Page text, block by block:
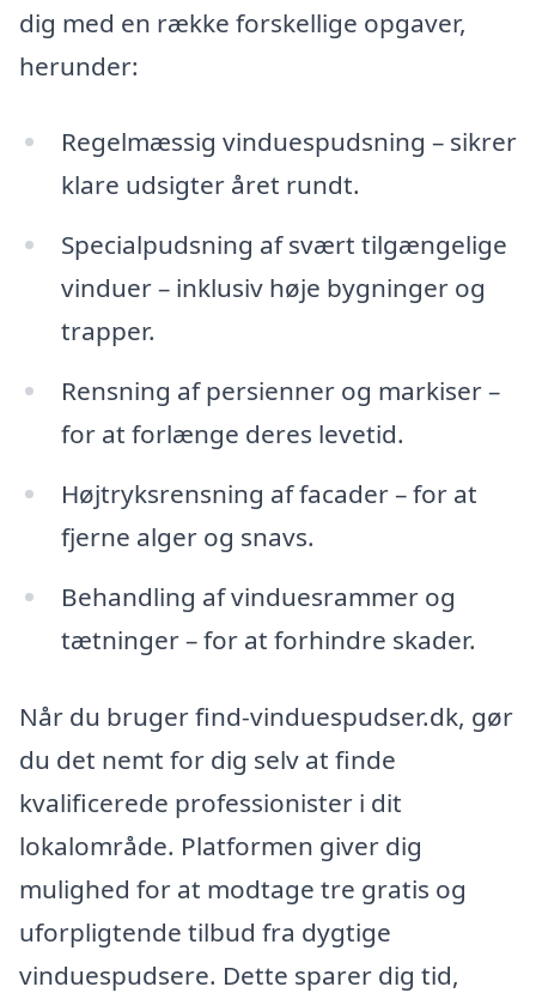
dig med en række forskellige opgaver,
herunder:
Regelmæssig vinduespudsning – sikrer
klare udsigter året rundt.
Specialpudsning af svært tilgængelige
vinduer – inklusiv høje bygninger og
trapper.
Rensning af persienner og markiser –
for at forlænge deres levetid.
Højtryksrensning af facader – for at
fjerne alger og snavs.
Behandling af vinduesrammer og
tætninger – for at forhindre skader.
Når du bruger find-vinduespudser.dk, gør
du det nemt for dig selv at finde
kvalificerede professionister i dit
lokalområde. Platformen giver dig
mulighed for at modtage tre gratis og
uforpligtende tilbud fra dygtige
vinduespudsere. Dette sparer dig tid,